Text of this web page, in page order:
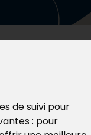
de suivi pour
: pour